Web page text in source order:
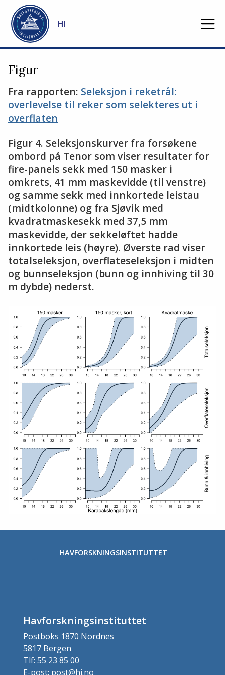
Gå til hovedinnhold
HI
Figur
Fra rapporten: Seleksjon i reketrål:
overlevelse til reker som selekteres ut i
overflaten
Figur 4. Seleksjonskurver fra forsøkene
ombord på Tenor som viser resultater for
fire-panels sekk med 150 masker i
omkrets, 41 mm maskevidde (til venstre)
og samme sekk med innkortede leistau
(midtkolonne) og fra Sjøvik med
kvadratmaskesekk med 37,5 mm
maskevidde, der sekkeløftet hadde
innkortede leis (høyre). Øverste rad viser
total­seleksjon, overflateseleksjon i midten
og bunnseleksjon (bunn og innhiving til 30
m dybde) nederst.
HAVFORSKNINGSINSTITUTTET
Havforskningsinstituttet
Postboks 1870 Nordnes
5817 Bergen
Tlf: 55 23 85 00
E-post: post@hi.no